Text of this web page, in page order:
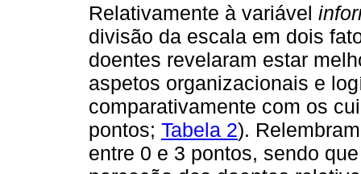
Relativamente à variável
divisão da escala em dois
doentes revelaram estar
aspetos organizacionais e
comparativamente com os
pontos; Tabela 2).
entre 0 e 3 pontos, sendo